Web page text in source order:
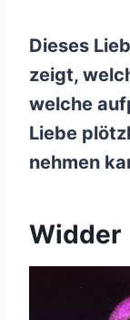
Dieses
zeigt,
welche
Liebe
nehmen
Widder